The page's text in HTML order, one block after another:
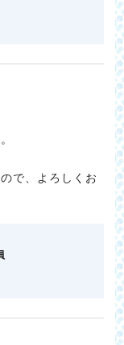
で、よろしくお